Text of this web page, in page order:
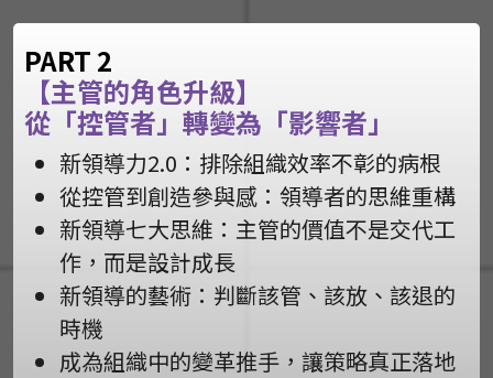
PART 2
【主管的角色升級】
從「控管者」轉變為「影響者」
新領導力2.0：排除組織效率不彰的病根
從控管到創造參與感：領導者的思維重構
新領導七大思維：主管的價值不是交代工
作，而是設計成長
新領導的藝術：判斷該管、該放、該退的
時機
成為組織中的變革推手，讓策略真正落地